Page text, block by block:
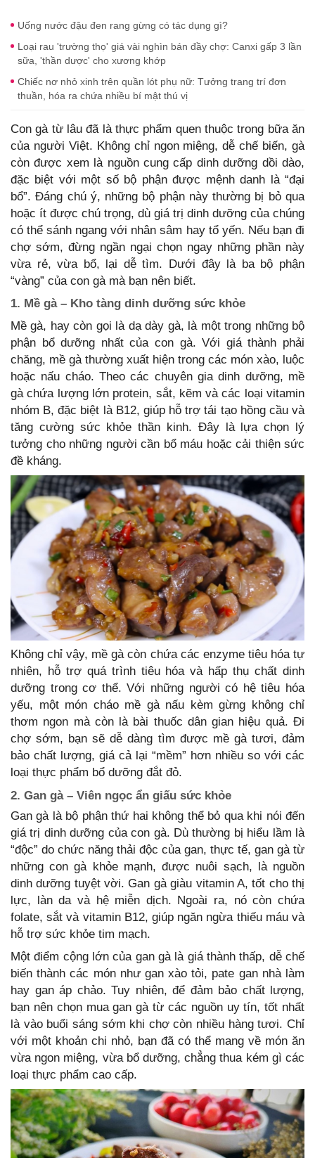
Uống nước đậu đen rang gừng có tác dụng gì?
Loại rau 'trường thọ' giá vài nghìn bán đầy chợ: Canxi gấp 3 lần
sữa, 'thần dược' cho xương khớp
Chiếc nơ nhỏ xinh trên quần lót phụ nữ: Tưởng trang trí đơn
thuần, hóa ra chứa nhiều bí mật thú vị
Con gà từ lâu đã là thực phẩm quen thuộc trong bữa ăn
của người Việt. Không chỉ ngon miệng, dễ chế biến, gà
còn được xem là nguồn cung cấp dinh dưỡng dồi dào,
đặc biệt với một số bộ phận được mệnh danh là “đại
bổ”. Đáng chú ý, những bộ phận này thường bị bỏ qua
hoặc ít được chú trọng, dù giá trị dinh dưỡng của chúng
có thể sánh ngang với nhân sâm hay tổ yến. Nếu bạn đi
chợ sớm, đừng ngần ngại chọn ngay những phần này
vừa rẻ, vừa bổ, lại dễ tìm. Dưới đây là ba bộ phận
“vàng” của con gà mà bạn nên biết.
1. Mề gà – Kho tàng dinh dưỡng sức khỏe
Mề gà, hay còn gọi là dạ dày gà, là một trong những bộ
phận bổ dưỡng nhất của con gà. Với giá thành phải
chăng, mề gà thường xuất hiện trong các món xào, luộc
hoặc nấu cháo. Theo các chuyên gia dinh dưỡng, mề
gà chứa lượng lớn protein, sắt, kẽm và các loại vitamin
nhóm B, đặc biệt là B12, giúp hỗ trợ tái tạo hồng cầu và
tăng cường sức khỏe thần kinh. Đây là lựa chọn lý
tưởng cho những người cần bổ máu hoặc cải thiện sức
đề kháng.
Không chỉ vậy, mề gà còn chứa các enzyme tiêu hóa tự
nhiên, hỗ trợ quá trình tiêu hóa và hấp thụ chất dinh
dưỡng trong cơ thể. Với những người có hệ tiêu hóa
yếu, một món cháo mề gà nấu kèm gừng không chỉ
thơm ngon mà còn là bài thuốc dân gian hiệu quả. Đi
chợ sớm, bạn sẽ dễ dàng tìm được mề gà tươi, đảm
bảo chất lượng, giá cả lại “mềm” hơn nhiều so với các
loại thực phẩm bổ dưỡng đắt đỏ.
2. Gan gà – Viên ngọc ẩn giấu sức khỏe
Gan gà là bộ phận thứ hai không thể bỏ qua khi nói đến
giá trị dinh dưỡng của con gà. Dù thường bị hiểu lầm là
“độc” do chức năng thải độc của gan, thực tế, gan gà từ
những con gà khỏe mạnh, được nuôi sạch, là nguồn
dinh dưỡng tuyệt vời. Gan gà giàu vitamin A, tốt cho thị
lực, làn da và hệ miễn dịch. Ngoài ra, nó còn chứa
folate, sắt và vitamin B12, giúp ngăn ngừa thiếu máu và
hỗ trợ sức khỏe tim mạch.
Một điểm cộng lớn của gan gà là giá thành thấp, dễ chế
biến thành các món như gan xào tỏi, pate gan nhà làm
hay gan áp chảo. Tuy nhiên, để đảm bảo chất lượng,
bạn nên chọn mua gan gà từ các nguồn uy tín, tốt nhất
là vào buổi sáng sớm khi chợ còn nhiều hàng tươi. Chỉ
với một khoản chi nhỏ, bạn đã có thể mang về món ăn
vừa ngon miệng, vừa bổ dưỡng, chẳng thua kém gì các
loại thực phẩm cao cấp.